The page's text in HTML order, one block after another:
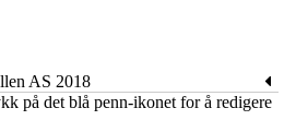
AS 2018
på det blå penn-ikonet for å redigere